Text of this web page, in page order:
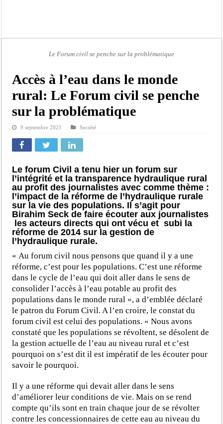
Scandale de pédophilie, acte contre nature : Un coach de football démasqué
Affaire Farba Ngom : La balle, dans le camp du procureur financier
Succession de Pape Thiaw : la bombe à retardement qui menace la FSF
Baisse des réserves de sang : au CNTS de Dakar, des citoyens répondent à
Le Forum civil se penche sur la problématique
Accès à l’eau dans le monde
rural: Le Forum civil se penche
sur la problématique
9 septembre 2021 Société
Le forum Civil a tenu hier un forum sur
l’intégrité et la transparence hydraulique rural
au profit des journalistes avec comme thème :
l’impact de la réforme de l’hydraulique rurale
sur la vie des populations. Il s’agit pour
Birahim Seck de faire écouter aux journalistes
les acteurs directs qui ont vécu et subi la
réforme de 2014 sur la gestion de
l’hydraulique rurale.
« Au forum civil nous pensons que quand il y a une
réforme, c’est pour les populations. C’est une réforme
dans le cycle de l’eau qui doit aller dans le sens de
consolider l’accès à l’eau potable au profit des
populations dans le monde rural », a d’emblée déclaré
le patron du Forum Civil. A l’en croire, le constat du
forum civil est celui des populations. « Nous avons
constaté que les populations se révoltent, se désolent de
la gestion actuelle de l’eau au niveau rural et c’est
pourquoi on s’est dit il est impératif de les écouter pour
savoir le pourquoi.
Il y a une réforme qui devait aller dans le sens
d’améliorer leur conditions de vie. Mais on se rend
compte qu’ils sont en train chaque jour de se révolter
contre les concessionnaires de cette eau au niveau du